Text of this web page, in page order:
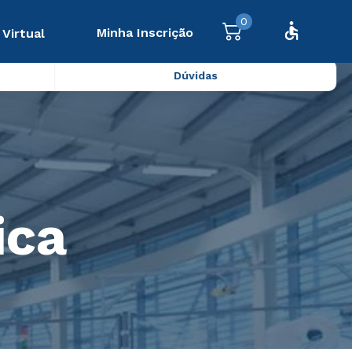
Virtual Minha Inscrição
0
Dúvidas